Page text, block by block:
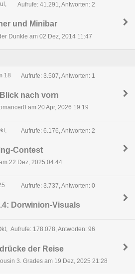
Aufrufe: 41.291, Antworten: 2
und Minibar
Dunkle am 02 Dez, 2014 11:47
18
Aufrufe: 3.507, Antworten: 1
nach vorn
am 20 Apr, 2026 19:19
Aufrufe: 6.176, Antworten: 2
Contest
22 Dez, 2025 04:44
Aufrufe: 3.737, Antworten: 0
Dorwinion-Visuals
Aufrufe: 178.078, Antworten: 96
der Reise
3. Grades am 19 Dez, 2025 21:28